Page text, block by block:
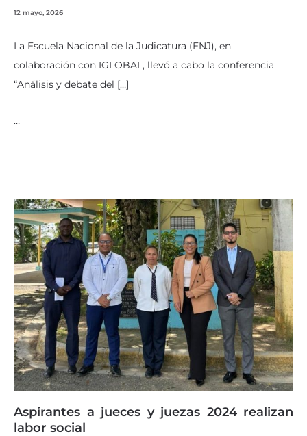
12 mayo, 2026
La Escuela Nacional de la Judicatura (ENJ), en
colaboración con IGLOBAL, llevó a cabo la conferencia
“Análisis y debate del […]
…
Aspirantes a jueces y juezas 2024 realizan
labor social